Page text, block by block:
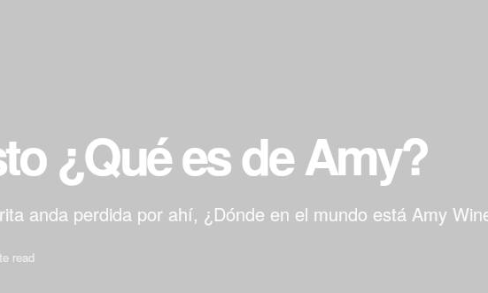
¿Qué es de Amy?
anda perdida por ahí­, ¿Dónde en el mundo está Amy
read